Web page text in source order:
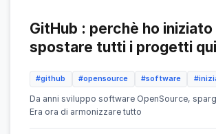
GitHub : perchè ho iniziato
spostare tutti i progetti qui
#github #opensource #software
Da anni sviluppo software OpenSource,
Era ora di armonizzare tutto